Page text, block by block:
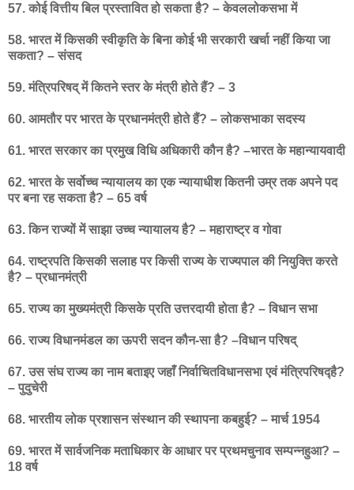
57. कोई वित्तीय बिल प्रस्तावित हो सकता है? – केवललोकसभा में
58. भारत में किसकी स्वीकृति के बिना कोई भी सरकारी खर्चा नहीं किया जा
सकता? – संसद
59. मंत्रिपरिषद् में कितने स्तर के मंत्री होते हैं? – 3
60. आमतौर पर भारत के प्रधानमंत्री होते हैं? – लोकसभाका सदस्य
61. भारत सरकार का प्रमुख विधि अधिकारी कौन है? –भारत के महान्यायवादी
62. भारत के सर्वोच्च न्यायालय का एक न्यायाधीश कितनी उम्र तक अपने पद
पर बना रह सकता है? – 65 वर्ष
63. किन राज्यों में साझा उच्च न्यायालय है? – महाराष्ट्र व गोवा
64. राष्ट्रपति किसकी सलाह पर किसी राज्य के राज्यपाल की नियुक्ति करते
है? – प्रधानमंत्री
65. राज्य का मुख्यमंत्री किसके प्रति उत्तरदायी होता है? – विधान सभा
66. राज्य विधानमंडल का ऊपरी सदन कौन-सा है? –विधान परिषद्
67. उस संघ राज्य का नाम बताइए जहाँ निर्वाचितविधानसभा एवं मंत्रिपरिषद्है?
– पुदुचेरी
68. भारतीय लोक प्रशासन संस्थान की स्थापना कबहुई? – मार्च 1954
69. भारत में सार्वजनिक मताधिकार के आधार पर प्रथमचुनाव सम्पन्नहुआ? –
18 वर्ष